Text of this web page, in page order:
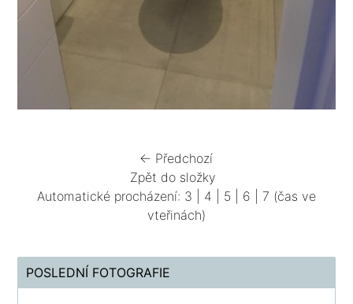
← Předchozí
Zpět do složky
Automatické procházení: 3 4 5 6 7 (čas ve
vteřinách)
POSLEDNÍ FOTOGRAFIE